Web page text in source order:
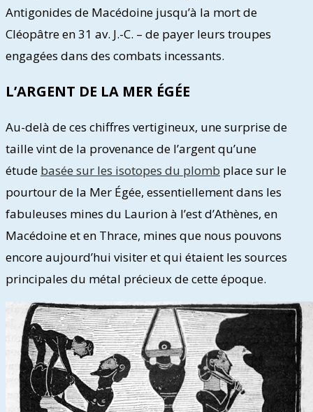
Antigonides de Macédoine jusqu’à la mort de
Cléopâtre en 31 av. J.-C. – de payer leurs troupes
engagées dans des combats incessants.
L’ARGENT DE LA MER ÉGÉE
Au-delà de ces chiffres vertigineux, une surprise de
taille vint de la provenance de l’argent qu’une
étude basée sur les isotopes du plomb place sur le
pourtour de la Mer Égée, essentiellement dans les
fabuleuses mines du Laurion à l’est d’Athènes, en
Macédoine et en Thrace, mines que nous pouvons
encore aujourd’hui visiter et qui étaient les sources
principales du métal précieux de cette époque.